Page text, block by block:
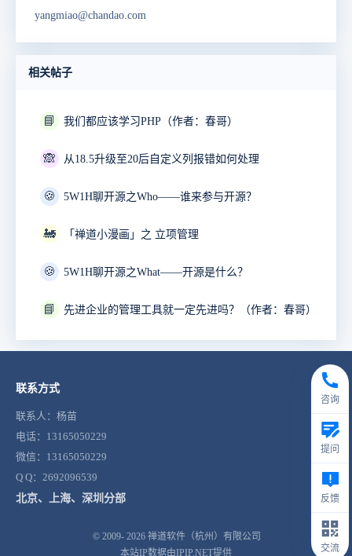
yangmiao@chandao.com
相关帖子
📘 我们都应该学习PHP（作者：春哥）
🙈 从18.5升级至20后自定义列报错如何处理
🍪 5W1H聊开源之Who——谁来参与开源？
🚂 「禅道小漫画」之 立项管理
🍪 5W1H聊开源之What——开源是什么？
📘 先进企业的管理工具就一定先进吗？（作者：春哥）
联系方式
联系人：杨苗
电话：13165050229
微信：13165050229
Q Q：2692096539
北京、上海、深圳分部
© 2009- 2026 禅道软件（杭州）有限公司
本站IP数据由IPIP.NET提供
咨询
提问
反馈
交流